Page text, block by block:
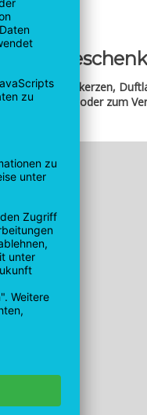
&
Duftwelt: Duftkerzen,
zu Hause oder zum